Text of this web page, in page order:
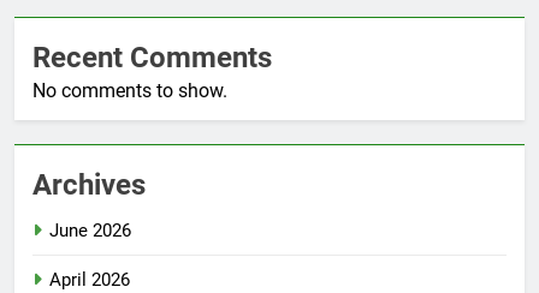
Recent Comments
No comments to show.
Archives
June 2026
April 2026